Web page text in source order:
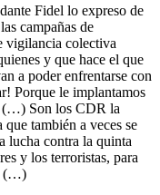
Fidel lo expreso de
campañas de
vigilancia colectiva
y que hace el que
a poder enfrentarse con
Porque le implantamos
(…) Son los CDR la
también a veces se
lucha contra la quinta
y los terroristas, para
(…)